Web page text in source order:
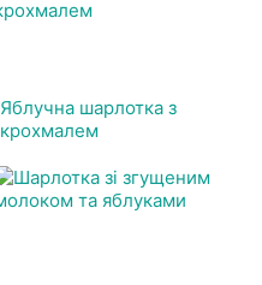
Яблучна шарлотка з
крохмалем